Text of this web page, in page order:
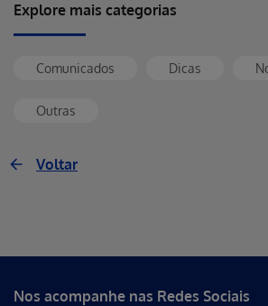
Explore mais categorias
Comunicados Dicas
Outras
Voltar
Nos acompanhe nas Redes Sociais